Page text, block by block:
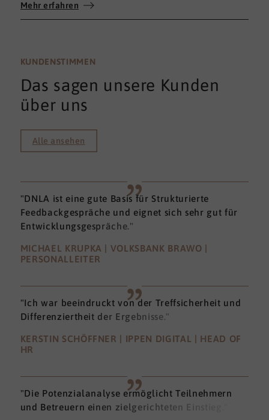
umfassenden 360°-Feedback.
Mehr erfahren
KUNDENSTIMMEN
Das sagen unsere Kunden
über uns
Alle ansehen
"DNLA ist eine gute Basis für Strukturierte
Feedbackgespräche und eignet sich sehr gut für
Entwicklungsgespräche."
MICHAEL KRUPKA | VOLKSBANK BRAWO |
PERSONALLEITER
"Ich war beeindruckt von der Treffsicherheit und
Differenziertheit der Ergebnisse."
KERSTIN SCHÖFFNER | IPPEN DIGITAL | HEAD OF
HR
"Die Potenzialanalyse ermöglicht Teilnehmern
und Betreuern einen zielgerichteten Einstieg."